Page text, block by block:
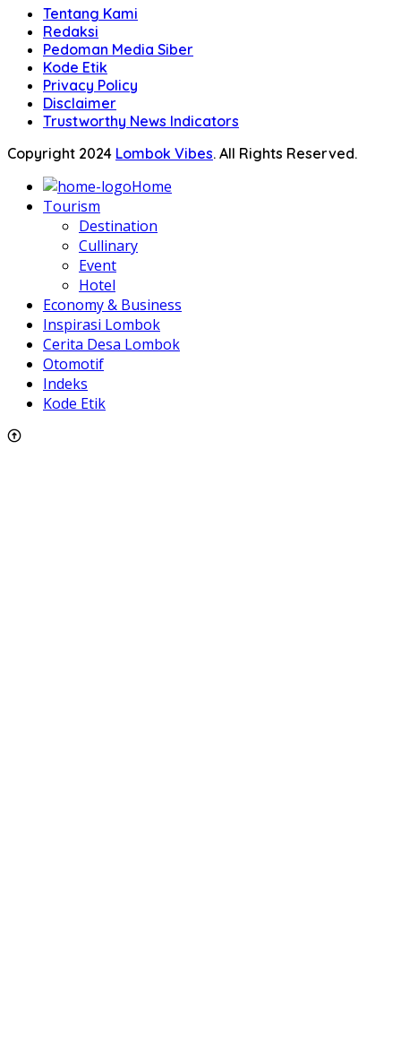
Tentang Kami
Redaksi
Pedoman Media Siber
Kode Etik
Privacy Policy
Disclaimer
Trustworthy News Indicators
Copyright 2024 Lombok Vibes. All Rights Reserved.
Home
Tourism
Destination
Cullinary
Event
Hotel
Economy & Business
Inspirasi Lombok
Cerita Desa Lombok
Otomotif
Indeks
Kode Etik